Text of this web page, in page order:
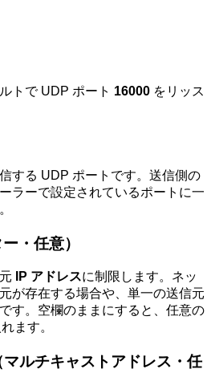
トで UDP ポート 16000 をリッス
する UDP ポートです。送信側の
ラーで設定されているポートに一
・任意）
IP アドレスに制限します。ネッ
が存在する場合や、単一の送信元
す。空欄のままにすると、任意の
ます。
ルチキャストアドレス・任